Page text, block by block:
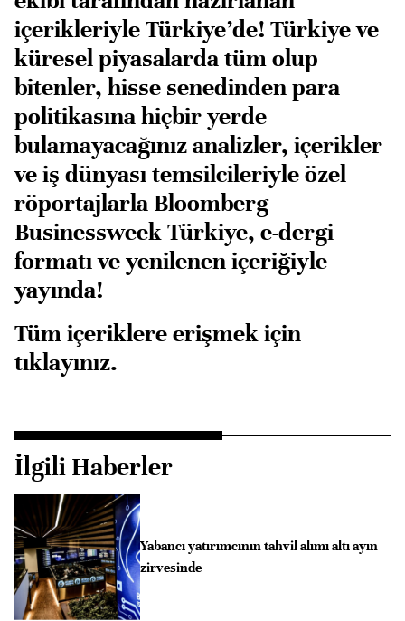
içerikleriyle Türkiye’de! Türkiye ve
küresel piyasalarda tüm olup
bitenler, hisse senedinden para
politikasına hiçbir yerde
bulamayacağınız analizler, içerikler
ve iş dünyası temsilcileriyle özel
röportajlarla Bloomberg
Businessweek Türkiye, e-dergi
formatı ve yenilenen içeriğiyle
yayında!
Tüm içeriklere erişmek için
tıklayınız.
İlgili Haberler
Yabancı yatırımcının tahvil alımı altı ayın
zirvesinde